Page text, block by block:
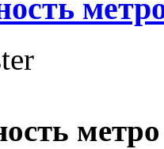
метро